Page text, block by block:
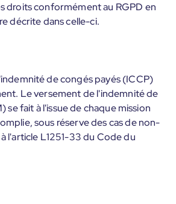
droits conformément au RGPD en
décrite dans celle-ci.
de congés payés (ICCP)
Le versement de l'indemnité de
se fait à l'issue de chaque mission
sous réserve des cas de non-
l'article L1251-33 du Code du